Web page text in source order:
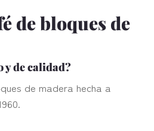
de bloques de
y de calidad?
de madera hecha a